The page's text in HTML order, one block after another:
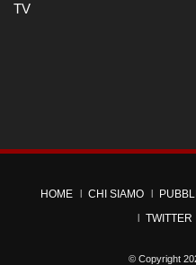
TV
HOME CHI SIAMO
TWITTER
© Copyright